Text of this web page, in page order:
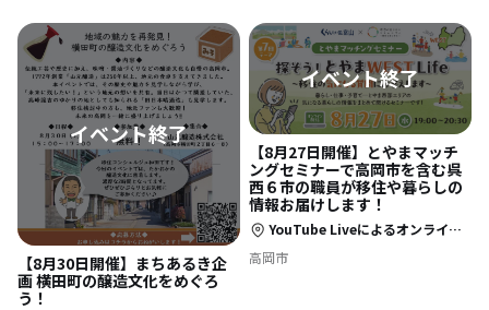
【8月30日開催】まちあるき企
画 横田町の醸造文化をめぐろ
う！
【8月27日開催】とやまマッチ
ングセミナーで高岡市を含む呉
西６市の職員が移住や暮らしの
情報お届けします！
YouTube Liveによるオンライン開催
高岡市